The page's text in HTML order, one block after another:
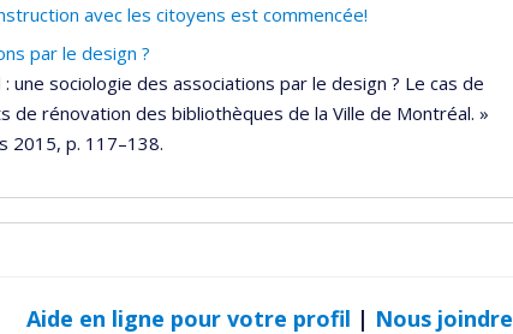
avec les citoyens est commencée!
par le design ?
une sociologie des associations par le design ? Le cas de
rénovation des bibliothèques de la Ville de Montréal. »
2015, p. 117–138.
Aide en ligne pour votre profil | Nous joindre